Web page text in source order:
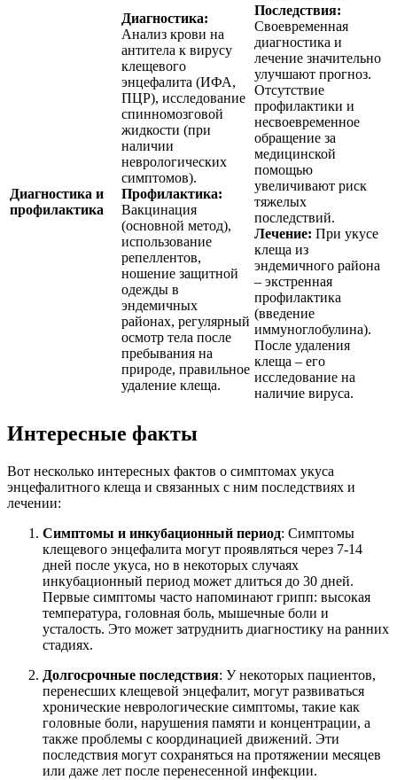
Диагностика и
профилактика
Диагностика:
Анализ крови на
антитела к вирусу
клещевого
энцефалита (ИФА,
ПЦР), исследование
спинномозговой
жидкости (при
наличии
неврологических
симптомов).
Профилактика:
Вакцинация
(основной метод),
использование
репеллентов,
ношение защитной
одежды в
эндемичных
районах, регулярный
осмотр тела после
пребывания на
природе, правильное
удаление клеща.
Последствия:
Своевременная
диагностика и
лечение значительно
улучшают прогноз.
Отсутствие
профилактики и
несвоевременное
обращение за
медицинской
помощью
увеличивают риск
тяжелых
последствий.
Лечение: При укусе
клеща из
эндемичного района
– экстренная
профилактика
(введение
иммуноглобулина).
После удаления
клеща – его
исследование на
наличие вируса.
Интересные факты
Вот несколько интересных фактов о симптомах укуса
энцефалитного клеща и связанных с ним последствиях и
лечении:
Симптомы и инкубационный период: Симптомы
клещевого энцефалита могут проявляться через 7-14
дней после укуса, но в некоторых случаях
инкубационный период может длиться до 30 дней.
Первые симптомы часто напоминают грипп: высокая
температура, головная боль, мышечные боли и
усталость. Это может затруднить диагностику на ранних
стадиях.
Долгосрочные последствия: У некоторых пациентов,
перенесших клещевой энцефалит, могут развиваться
хронические неврологические симптомы, такие как
головные боли, нарушения памяти и концентрации, а
также проблемы с координацией движений. Эти
последствия могут сохраняться на протяжении месяцев
или даже лет после перенесенной инфекции.